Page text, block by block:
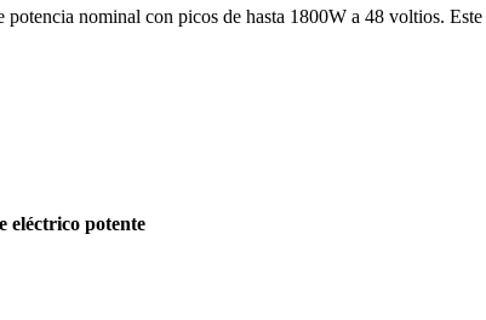
nominal con picos de hasta 1800W a 48 voltios. Este
eléctrico potente